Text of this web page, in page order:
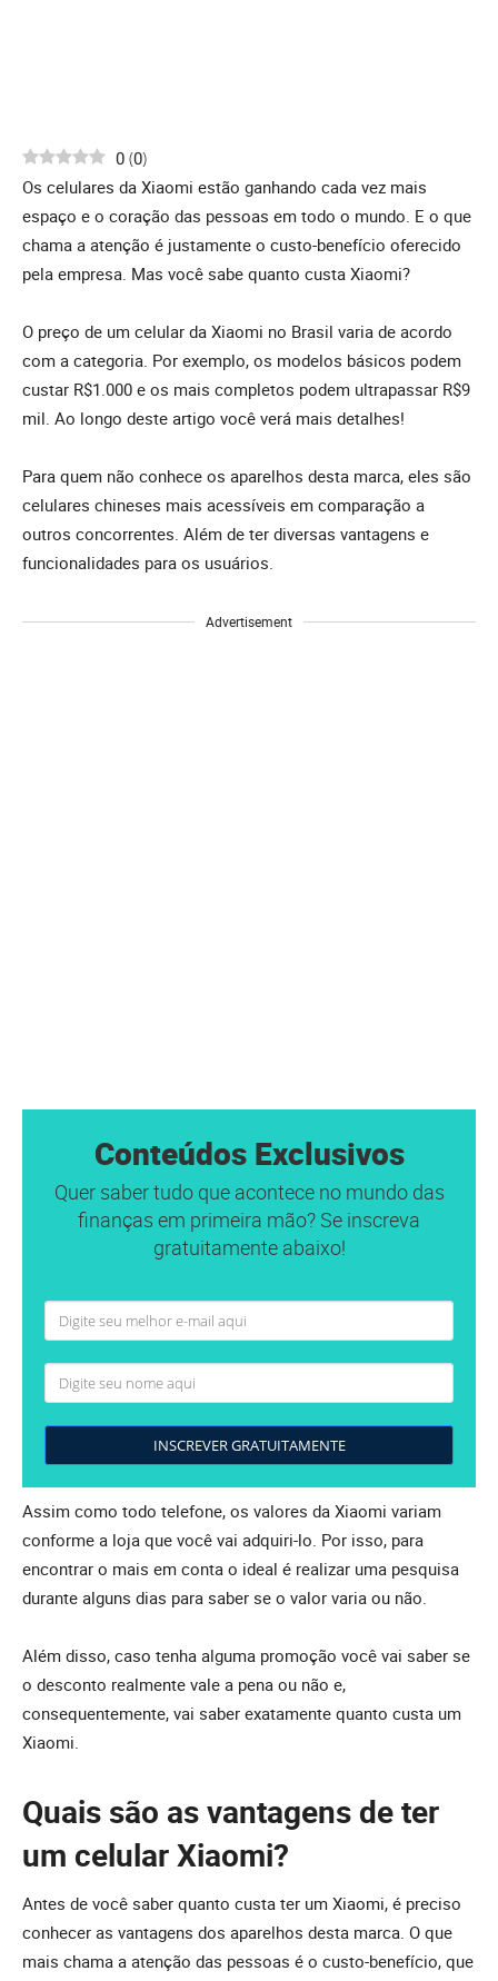
0 (0)
Os celulares da Xiaomi estão ganhando cada vez mais
espaço e o coração das pessoas em todo o mundo. E o que
chama a atenção é justamente o custo-benefício oferecido
pela empresa. Mas você sabe quanto custa Xiaomi?
O preço de um celular da Xiaomi no Brasil varia de acordo
com a categoria. Por exemplo, os modelos básicos podem
custar R$1.000 e os mais completos podem ultrapassar R$9
mil. Ao longo deste artigo você verá mais detalhes!
Para quem não conhece os aparelhos desta marca, eles são
celulares chineses mais acessíveis em comparação a
outros concorrentes. Além de ter diversas vantagens e
funcionalidades para os usuários.
Advertisement
Conteúdos Exclusivos
Quer saber tudo que acontece no mundo das
finanças em primeira mão? Se inscreva
gratuitamente abaixo!
INSCREVER GRATUITAMENTE
Assim como todo telefone, os valores da Xiaomi variam
conforme a loja que você vai adquiri-lo. Por isso, para
encontrar o mais em conta o ideal é realizar uma pesquisa
durante alguns dias para saber se o valor varia ou não.
Além disso, caso tenha alguma promoção você vai saber se
o desconto realmente vale a pena ou não e,
consequentemente, vai saber exatamente quanto custa um
Xiaomi.
Quais são as vantagens de ter
um celular Xiaomi?
Antes de você saber quanto custa ter um Xiaomi, é preciso
conhecer as vantagens dos aparelhos desta marca. O que
mais chama a atenção das pessoas é o custo-benefício, que